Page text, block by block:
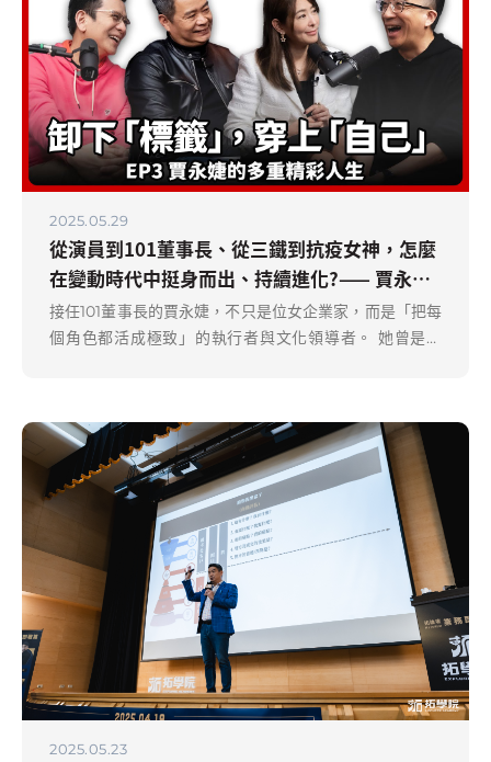
2025.05.29
從演員到101董事長、從三鐵到抗疫女神，怎麼
在變動時代中挺身而出、持續進化?—— 賈永婕:
「堅持到底、不願放棄」的實踐力
接任101董事長的賈永婕，不只是位女企業家，而是「把每
個角色都活成極致」的執行者與文化領導者。 她曾是藝
酸言變為創意的燃料，把行銷預算砍半卻讓關注翻倍。
2025.05.23